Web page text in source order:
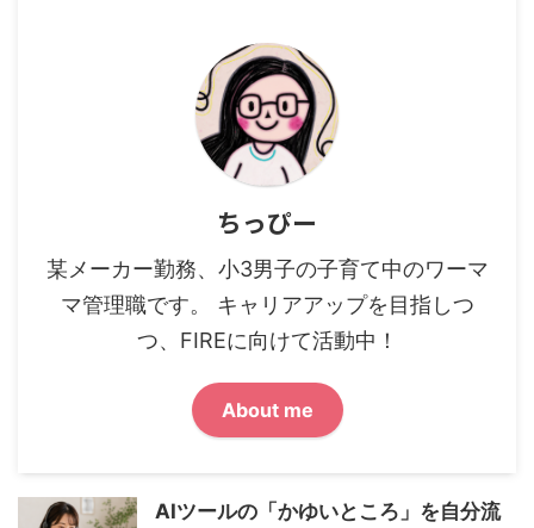
ちっぴー
某メーカー勤務、小3男子の子育て中のワーマ
マ管理職です。 キャリアアップを目指しつ
つ、FIREに向けて活動中！
About me
AIツールの「かゆいところ」を自分流